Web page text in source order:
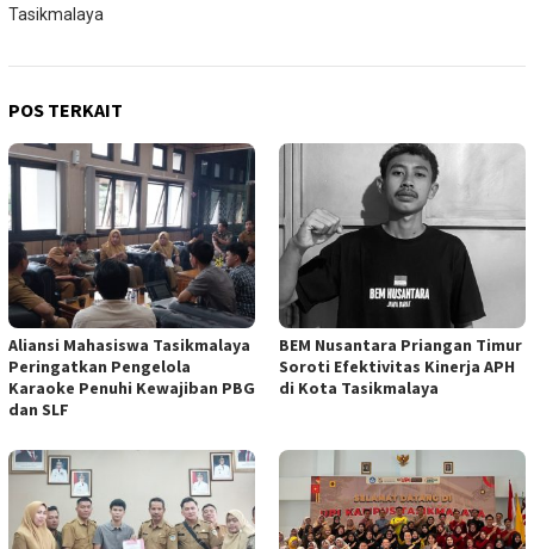
Tasikmalaya
POS TERKAIT
Aliansi Mahasiswa Tasikmalaya
Peringatkan Pengelola
Karaoke Penuhi Kewajiban PBG
dan SLF
BEM Nusantara Priangan Timur
Soroti Efektivitas Kinerja APH
di Kota Tasikmalaya